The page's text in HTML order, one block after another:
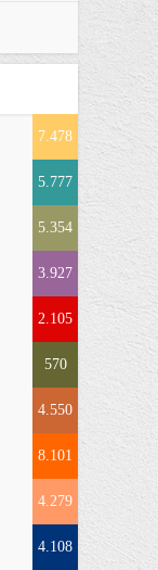
7.478
5.777
5.354
3.927
2.105
570
4.550
8.101
4.279
4.108